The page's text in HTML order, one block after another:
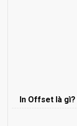
In Offset là